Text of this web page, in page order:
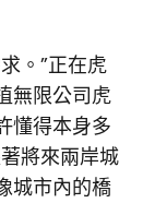
。”正在虎
無限公司虎
懂得本身多
將來兩岸城
城市內的橋